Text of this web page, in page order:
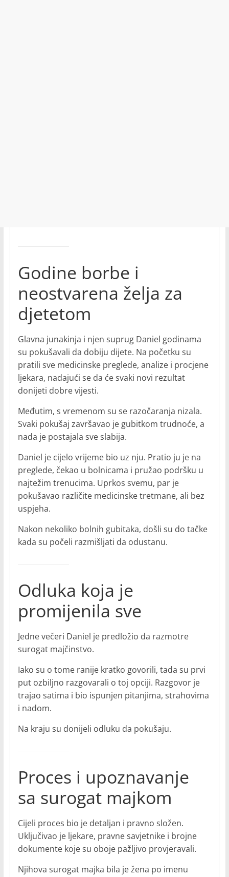
Godine borbe i
neostvarena želja za
djetetom
Glavna junakinja i njen suprug Daniel godinama
su pokušavali da dobiju dijete. Na početku su
pratili sve medicinske preglede, analize i procjene
ljekara, nadajući se da će svaki novi rezultat
donijeti dobre vijesti.
Međutim, s vremenom su se razočaranja nizala.
Svaki pokušaj završavao je gubitkom trudnoće, a
nada je postajala sve slabija.
Daniel je cijelo vrijeme bio uz nju. Pratio ju je na
preglede, čekao u bolnicama i pružao podršku u
najtežim trenucima. Uprkos svemu, par je
pokušavao različite medicinske tretmane, ali bez
uspjeha.
Nakon nekoliko bolnih gubitaka, došli su do tačke
kada su počeli razmišljati da odustanu.
Odluka koja je
promijenila sve
Jedne večeri Daniel je predložio da razmotre
surogat majčinstvo.
Iako su o tome ranije kratko govorili, tada su prvi
put ozbiljno razgovarali o toj opciji. Razgovor je
trajao satima i bio ispunjen pitanjima, strahovima
i nadom.
Na kraju su donijeli odluku da pokušaju.
Proces i upoznavanje
sa surogat majkom
Cijeli proces bio je detaljan i pravno složen.
Uključivao je ljekare, pravne savjetnike i brojne
dokumente koje su oboje pažljivo provjeravali.
Njihova surogat majka bila je žena po imenu